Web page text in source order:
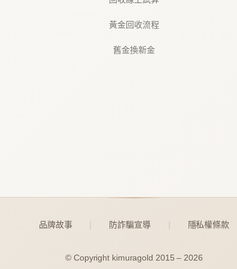
黃金回收流程
舊金換新金
品牌故事 防詐騙宣導 隱私權條款
© Copyright kimuragold 2015 – 2026